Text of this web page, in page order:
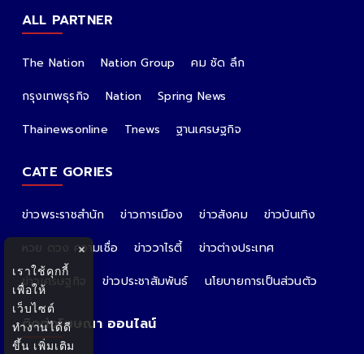
ALL PARTNER
The Nation Nation Group
คม ชัด ลึก
กรุงเทพธุรกิจ
Nation
Spring News
Thainewsonline
Tnews ฐานเศรษฐกิจ
CATE GORIES
ข่าวพระราชสำนัก ข่าวการเมือง ข่าวสังคม
ข่าวบันเทิง
หวย ดวง ความเชื่อ
ข่าววาไรตี้
ข่าวต่างประเทศ
ข่าวเศรษฐกิจ
ข่าวประชาสัมพันธ์ นโยบายการเป็นส่วนตัว
ติดต่อโฆษณา ออนไลน์
×
เราใช้คุกกี้
เพื่อให้
เว็บไซต์
ทำงานได้ดี
ขึ้น เพิ่มเติม